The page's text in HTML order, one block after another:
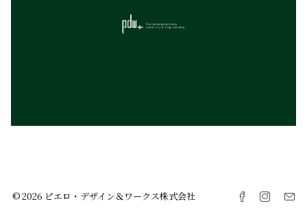
© 2026 ピエロ・デザイン＆ワークス株式会社